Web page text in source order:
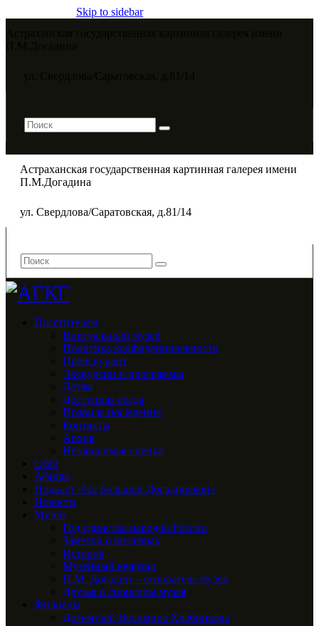
Skip to sidebar
Астраханская государственная картинная галерея имени
П.М.Догадина​
ул. Свердлова/Саратовская, д.81/14
Посетителям
Виртуальный музей
Политика конфиденциальности
Прейскурант
Экскурсии и программы
Детям
Доступная среда
Правила посещения
Контакты
Архив
Независимая оценка
СВО
Афиша
Подкаст «На Большой Догадинской»
Новости
Музей
Год единства народов России
Заметки о шедеврах
История
Музейный квартал
П.М. Догадин – основатель музея
Друзья и спонсоры музея
Филиалы
Дом-музей Велимира Хлебникова